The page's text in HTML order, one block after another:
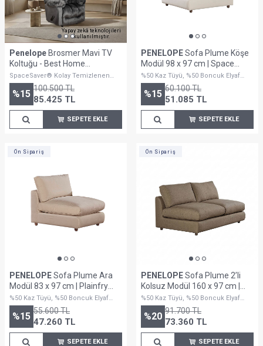
Yapay zekâ teknolojileri
kullanılmıştır.
Penelope Brosmer Mavi TV
Koltuğu - Best Home
Furnishings
SpaceSaver® Kolay Temizlenen
Yapısıyla Uzun Ömürlü Konfor
Sunar.
%15 100.500TL
85.425 TL
SEPETE EKLE
PENELOPESofa Plume Köşe
Modül 98 x 97 cm | Space
Kumaş - Beyaz Dokulu
%50 Kaz Tüyü, %50 Boncuk Elyaf
Dolguludur
%15 60.100TL
51.085 TL
SEPETE EKLE
Ön Sipariş
PENELOPESofa Plume Ara
Modül 83 x 97 cm | Plainfry
Kumaş - Krem Dokulu
%50 Kaz Tüyü, %50 Boncuk Elyaf
Dolguludur
%15 55.600TL
47.260 TL
SEPETE EKLE
Ön Sipariş
PENELOPESofa Plume 2’li
Kolsuz Modül 160 x 97 cm |
Plainfry Kumaş - Kahve Keten
%50 Kaz Tüyü, %50 Boncuk Elyaf
Dolguludur
%20 91.700TL
73.360 TL
SEPETE EKLE